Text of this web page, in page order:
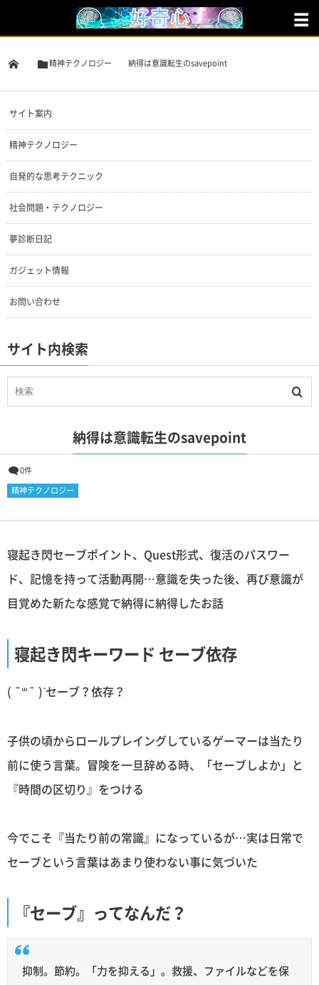
精神テクノロジー 納得は意識転生のsavepoint
サイト案内
精神テクノロジー
自発的な思考テクニック
社会問題・テクノロジー
夢診断日記
ガジェット情報
お問い合わせ
サイト内検索
納得は意識転生のsavepoint
0件
精神テクノロジー
寝起き閃セーブポイント、Quest形式、復活のパスワー
ド、記憶を持って活動再開…意識を失った後、再び意識が
目覚めた新たな感覚で納得に納得したお話
寝起き閃キーワード セーブ依存
( ¯꒳​¯ )ᐝセーブ？依存？
子供の頃からロールプレイングしているゲーマーは当たり
前に使う言葉。冒険を一旦辞める時、「セーブしよか」と
『時間の区切り』をつける
今でこそ『当たり前の常識』になっているが…実は日常で
セーブという言葉はあまり使わない事に気づいた
『セーブ』ってなんだ？
抑制。節約。「力を抑える」。救援、ファイルなどを保